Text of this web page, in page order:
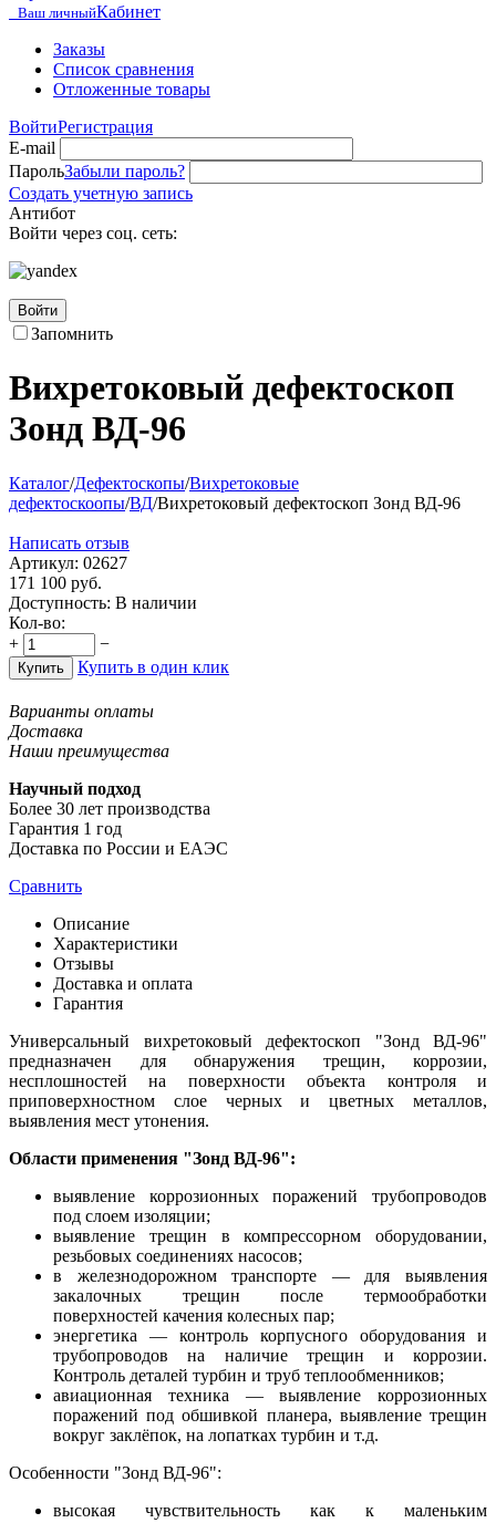
Ваш личныйКабинет
Заказы
Список сравнения
Отложенные товары
ВойтиРегистрация
E-mail
ПарольЗабыли пароль?
Создать учетную запись
Антибот
Войти через соц. сеть:
Войти
Запомнить
Вихретоковый дефектоскоп
Зонд ВД-96
Каталог/Дефектоскопы/Вихретоковые
дефектоскоопы/ВД/Вихретоковый дефектоскоп Зонд ВД-96
Написать отзыв
Артикул: 02627
171 100 руб.
Доступность: В наличии
Кол-во:
+
−
Купить Купить в один клик
Варианты оплаты
Доставка
Наши преимущества
Научный подход
Более 30 лет производства
Гарантия 1 год
Доставка по России и ЕАЭС
Сравнить
Описание
Характеристики
Отзывы
Доставка и оплата
Гарантия
Универсальный вихретоковый дефектоскоп "Зонд ВД-96"
предназначен для обнаружения трещин, коррозии,
несплошностей на поверхности объекта контроля и
приповерхностном слое черных и цветных металлов,
выявления мест утонения.
Области применения "Зонд ВД-96":
выявление коррозионных поражений трубопроводов
под слоем изоляции;
выявление трещин в компрессорном оборудовании,
резьбовых соединениях насосов;
в железнодорожном транспорте — для выявления
закалочных трещин после термообработки
поверхностей качения колесных пар;
энергетика — контроль корпусного оборудования и
трубопроводов на наличие трещин и коррозии.
Контроль деталей турбин и труб теплообменников;
авиационная техника — выявление коррозионных
поражений под обшивкой планера, выявление трещин
вокруг заклёпок, на лопатках турбин и т.д.
Особенности "Зонд ВД-96":
высокая чувствительность как к маленьким